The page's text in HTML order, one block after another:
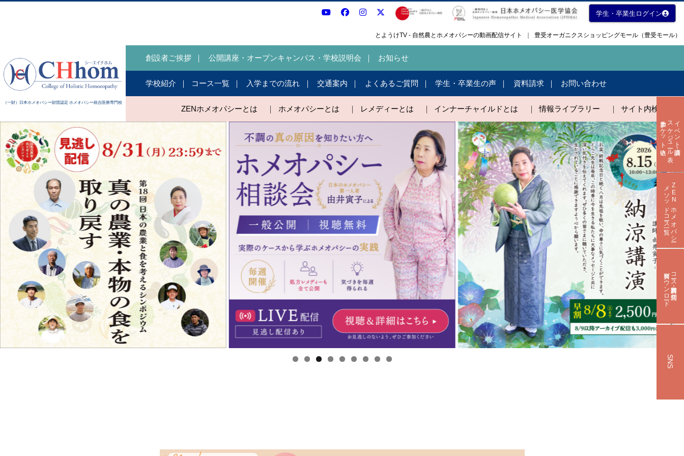
学生・卒業生ログイン
とようけTV - 自然農とホメオパシーの動画配信サイト 豊受オーガニクスショッピングモール（豊受モール）
（一財）日本ホメオパシー財団認定 ホメオパシー統合医療専門校
創設者ご挨拶 公開講座・オープンキャンパス・学校説明会 お知らせ
学校紹介 コース一覧 入学までの流れ 交通案内 よくあるご質問 学生・卒業生の声 資料請求 お問い合わせ
ZENホメオパシーとは ホメオパシーとは レメディーとは インナーチャイルドとは 情報ライブラリー サイト内検索
イベント・講演会
スケジュール表
参加チケット申込
ZENホメオパシー
メソッドコース一覧
コース資料請求・お問合せ
資料ダウンロード
SNS